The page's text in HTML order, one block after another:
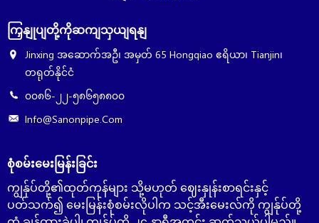
ကြှနျုပျတို့ကိုဆကျသှယျရနျ
Jinxing အဆောက်အဦ၊ အမှတ် 65 Hongqiao ဧရိယာ၊ Tianjin၊
တရုတ်နိုင်ငံ
၀၀၈၆-၂၂-၅၈၆၅၈၈၀၀
Info@sanonpipe.com
စုံစမ်းမေးမြန်းခြင်း
ကျွန်ုပ်တို့၏ထုတ်ကုန်များ သို့မဟုတ် ဈေးနှုန်းစာရင်းနှင့်
ပတ်သက်၍ မေးမြန်းစုံစမ်းလိုပါက သင့်အီးမေးလ်ကို ကျွန်ုပ်တို့